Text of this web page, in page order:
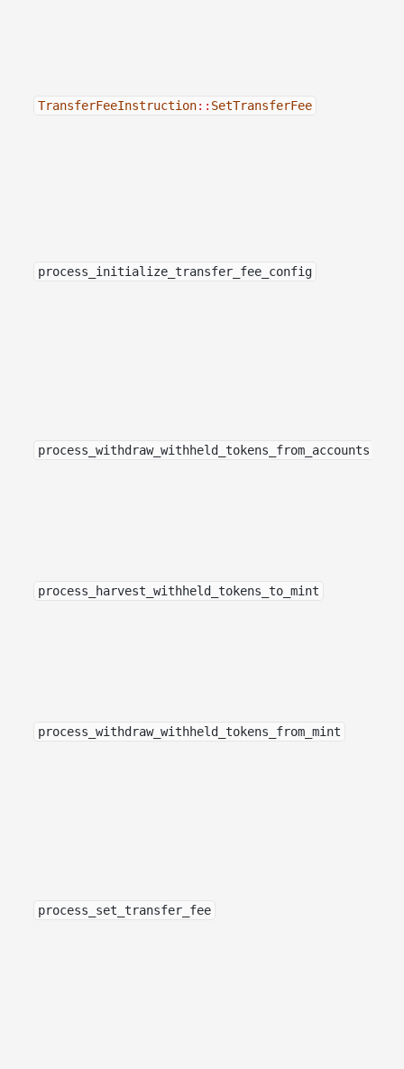
TransferFeeInstruction:: SetTransferFee
process_initialize_transfer_fee_config
process_withdraw_withheld_tokens_from_accounts
process_harvest_withheld_tokens_to_mint
process_withdraw_withheld_tokens_from_mint
process_set_transfer_fee